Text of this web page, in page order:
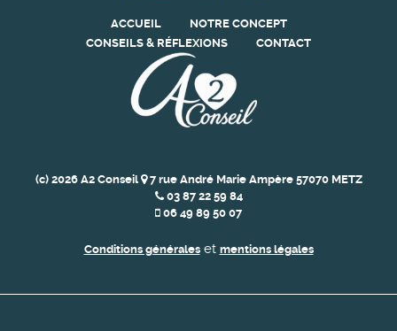
ACCUEIL
NOTRE CONCEPT
CONSEILS & RÉFLEXIONS
CONTACT
(c) 2026 A2 Conseil
7 rue André Marie Ampère 57070 METZ
03 87 22 59 84
06 49 89 50 07
Conditions générales et mentions légales